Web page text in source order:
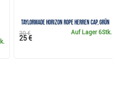
TaylorMade Horizon Rope Herren Cap, grün
Auf Lager6Stk.
30 €
25 €